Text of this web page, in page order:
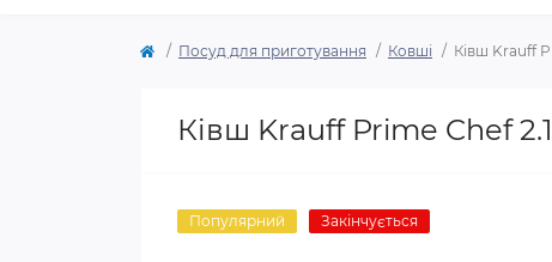
Посуд для приготування Ковші Ківш Krauff
Ківш Krauff Prime Chef
Популярний Закінчується